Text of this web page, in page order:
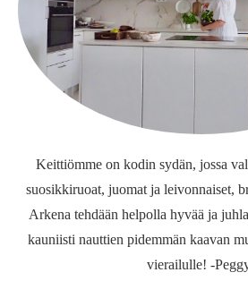
Keittiömme on kodin sydän, jossa
suosikkiruoat, juomat ja leivonnaiset,
Arkena tehdään helpolla hyvää ja
kauniisti nauttien pidemmän kaavan
vierailulle! -